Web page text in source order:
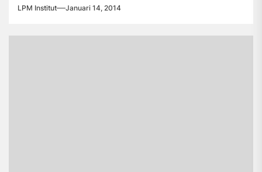
LPM Institut Januari 14, 2014